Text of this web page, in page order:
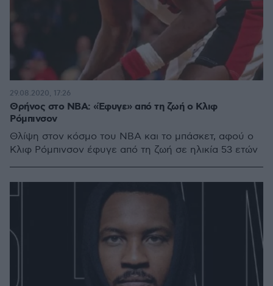
Θρήνος στο NBA: «Έφυγε» από τη ζωή ο Κλιφ
Ρόμπινσον
Θλίψη στον κόσμο του ΝΒΑ και το μπάσκετ, αφού ο
Κλιφ Ρόμπινσον έφυγε από τη ζωή σε ηλικία 53 ετών
29.08.2020, 17:26